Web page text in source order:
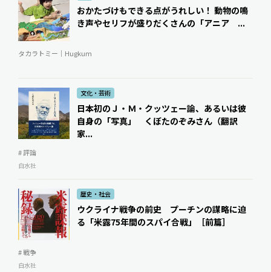
おかたづけもできる点がうれしい！ 動物の鳴
き声やセリフが盛りだくさんの「アニア ...
タカラトミー｜Hugkum
文化・芸術
日本初のＪ・Ｍ・クッツェー論、あるいは彼
自身の「写真」 くぼたのぞみさん（翻訳
家...
# 評論
白水社
歴史・社会
ウクライナ戦争の前史 プーチンの謀略に迫
る「米露75年間のスパイ合戦」［前篇］
# 戦争
白水社